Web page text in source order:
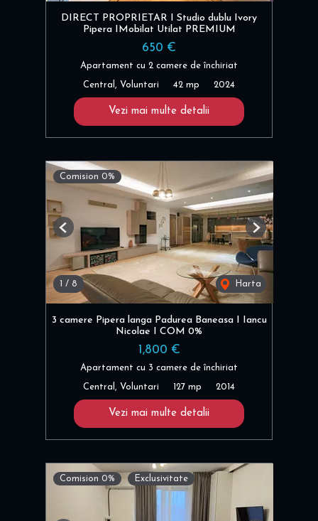
DIRECT PROPRIETAR I Studio dublu Ivory
Pipera IMobilat Utilat PREMIUM
650 €
Apartament cu 2 camere de închiriat
Central, Voluntari 42 mp 2024
Vezi mai multe detalii
Comision 0%
1 / 8 Harta
Previous Next
3 camere Pipera langa Padurea Baneasa I Iancu
Nicolae I COM 0%
1,800 €
Apartament cu 3 camere de închiriat
Central, Voluntari 127 mp 2014
Vezi mai multe detalii
Comision 0% Exclusivitate